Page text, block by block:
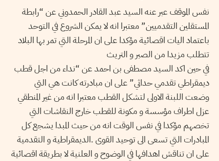
نفس الموقف عبر عنه السيد عبد القادر الحمدوني عن “رابطة
المستقلين التقدميين” معتبرا انه لا يمكن الشروع في التوحد
باعتماد اليات اقصائية مؤكدا على ان المرحلة التي تمر بها البلاد
تتطلب مزيدا من الصبر و التريث
في حين اكد السيد مصطفى بن احمد عن “نداء من اجل قطب
ديمقراطي تقدمي حداثي” على ان مبادرته كانت هي التي
وضعت اللبنة الاولى لتشكل القطب معتبرا انه من غير المنطقي
عزل اطراف مؤسسة و مكونة للقطب خارج النقاشات التي
تخصهم مؤكدا في نفس الوقت انه من حيث المبدا يشجع كل
المبادرات التي تسعى الى توحيد القوى .الديمقراطية و التقدمية
على ان تناقش اهدافها في الوضوح و العلنية لا بطريقة اقصائية